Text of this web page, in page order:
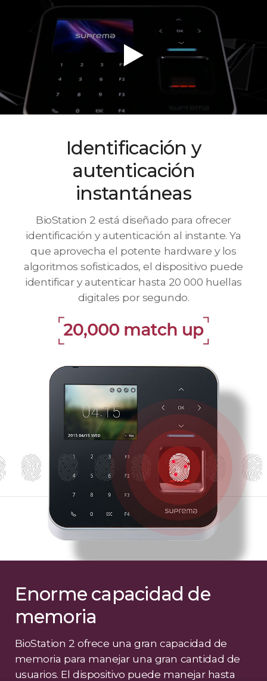
Identificación y
autenticación
instantáneas
BioStation 2 está diseñado para ofrecer
identificación y autenticación al instante. Ya
que aprovecha el potente hardware y los
algoritmos sofisticados, el dispositivo puede
identificar y autenticar hasta 20 000 huellas
digitales por segundo.
Enorme capacidad de
memoria
BioStation 2 ofrece una gran capacidad de
memoria para manejar una gran cantidad de
usuarios. El dispositivo puede manejar hasta